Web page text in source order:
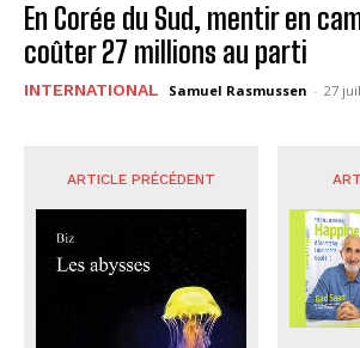
En Corée du Sud, mentir en
coûter 27 millions au parti
INTERNATIONAL Samuel Rasmussen - 27
ARTICLE PRÉCÉDENT